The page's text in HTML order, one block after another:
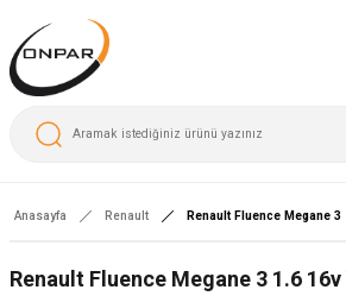
Anasayfa Renault Renault Fluence Megane 3
Renault Fluence Megane 3 1.6 16v